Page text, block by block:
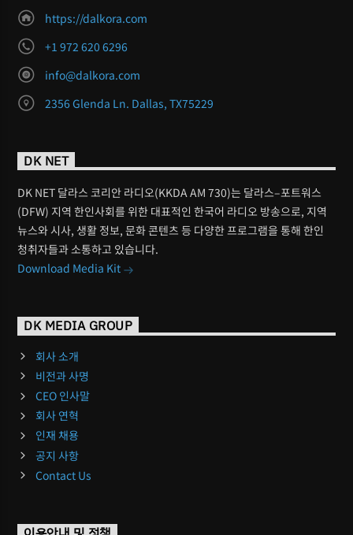
https://dalkora.com
+1 972 620 6296
info@dalkora.com
2356 Glenda Ln. Dallas, TX75229
DK NET
DK NET 달라스 코리안 라디오(KKDA AM 730)는 달라스–포트워스
(DFW) 지역 한인사회를 위한 대표적인 한국어 라디오 방송으로, 지역
뉴스와 시사, 생활 정보, 문화 콘텐츠 등 다양한 프로그램을 통해 한인
청취자들과 소통하고 있습니다.
Download Media Kit
DK MEDIA GROUP
회사 소개
비전과 사명
CEO 인사말
회사 연혁
인재 채용
공지 사항
Contact Us